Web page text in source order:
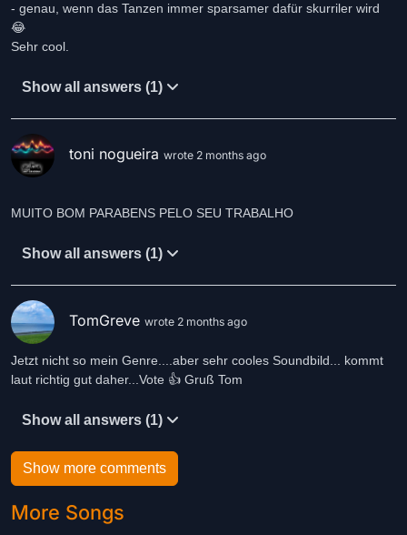
- genau, wenn das Tanzen immer sparsamer dafür skurriler wird
😂
Sehr cool.
Show all answers (1)
toni nogueira wrote 2 months ago
MUITO BOM PARABENS PELO SEU TRABALHO
Show all answers (1)
TomGreve wrote 2 months ago
Jetzt nicht so mein Genre....aber sehr cooles Soundbild... kommt
laut richtig gut daher...Vote 👍 Gruß Tom
Show all answers (1)
Show more comments
More Songs